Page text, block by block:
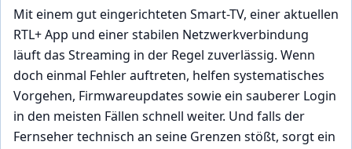
Mit einem gut eingerichteten Smart-TV, einer aktuellen
RTL+ App und einer stabilen Netzwerkverbindung
läuft das Streaming in der Regel zuverlässig. Wenn
doch einmal Fehler auftreten, helfen systematisches
Vorgehen, Firmwareupdates sowie ein sauberer Login
in den meisten Fällen schnell weiter. Und falls der
Fernseher technisch an seine Grenzen stößt, sorgt ein